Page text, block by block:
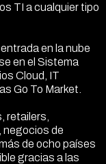
TI a cualquier tipo
en la nube
en el Sistema
Cloud, IT
Go To Market.
retailers,
de
de ocho países
gracias a las